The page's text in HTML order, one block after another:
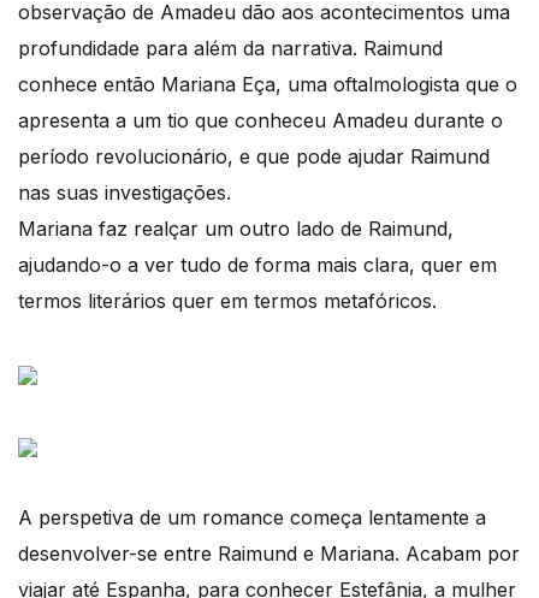
observação de Amadeu dão aos acontecimentos uma
profundidade para além da narrativa. Raimund
conhece então Mariana Eça, uma oftalmologista que o
apresenta a um tio que conheceu Amadeu durante o
período revolucionário, e que pode ajudar Raimund
nas suas investigações.
Mariana faz realçar um outro lado de Raimund,
ajudando-o a ver tudo de forma mais clara, quer em
termos literários quer em termos metafóricos.
A perspetiva de um romance começa lentamente a
desenvolver-se entre Raimund e Mariana. Acabam por
viajar até Espanha, para conhecer Estefânia, a mulher